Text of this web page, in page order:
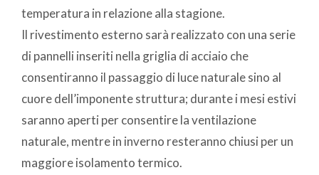
temperatura in relazione alla stagione.
Il rivestimento esterno sarà realizzato con una serie
di pannelli inseriti nella griglia di acciaio che
consentiranno il passaggio di luce naturale sino al
cuore dell’imponente struttura; durante i mesi estivi
saranno aperti per consentire la ventilazione
naturale, mentre in inverno resteranno chiusi per un
maggiore isolamento termico.